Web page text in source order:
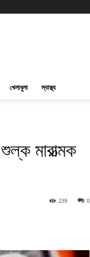
খেলাধুলা স্বাস্থ্য
মারাত্মক
0
239